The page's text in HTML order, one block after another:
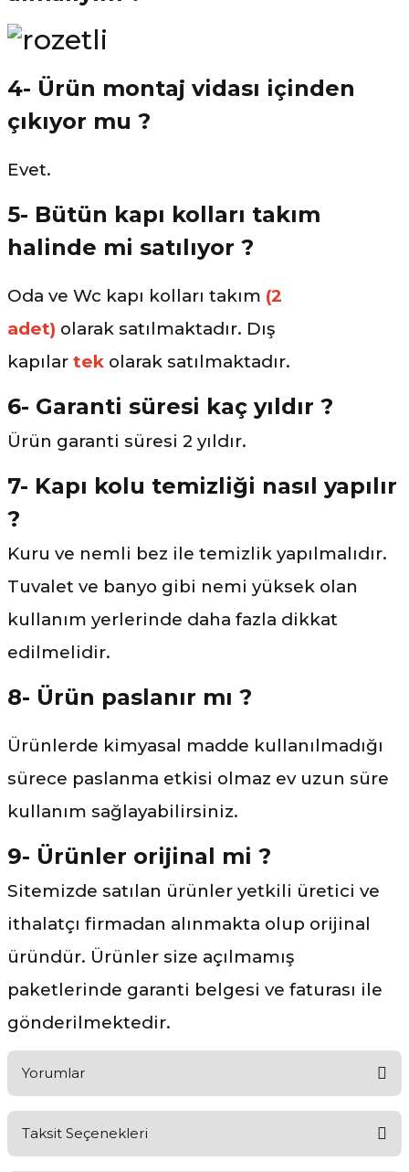
4- Ürün montaj vidası içinden
çıkıyor mu ?
Evet.
5- Bütün kapı kolları takım
halinde mi satılıyor ?
Oda ve Wc kapı kolları takım (2
adet) olarak satılmaktadır. Dış
kapılar tek olarak satılmaktadır.
6- Garanti süresi kaç yıldır ?
Ürün garanti süresi 2 yıldır.
7- Kapı kolu temizliği nasıl yapılır
?
Kuru ve nemli bez ile temizlik yapılmalıdır.
Tuvalet ve banyo gibi nemi yüksek olan
kullanım yerlerinde daha fazla dikkat
edilmelidir.
8- Ürün paslanır mı ?
Ürünlerde kimyasal madde kullanılmadığı
sürece paslanma etkisi olmaz ev uzun süre
kullanım sağlayabilirsiniz.
9- Ürünler orijinal mi ?
Sitemizde satılan ürünler yetkili üretici ve
ithalatçı firmadan alınmakta olup orijinal
üründür. Ürünler size açılmamış
paketlerinde garanti belgesi ve faturası ile
gönderilmektedir.
Yorumlar
Taksit Seçenekleri